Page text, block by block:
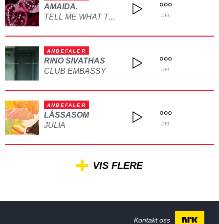
AMAIDA.
TELL ME WHAT TO DO DEL
ANBEFALER
RINO SIVATHAS
CLUB EMBASSY
DEL
ANBEFALER
LÅSSASOM
JULIA
DEL
VIS FLERE
Kontakt oss